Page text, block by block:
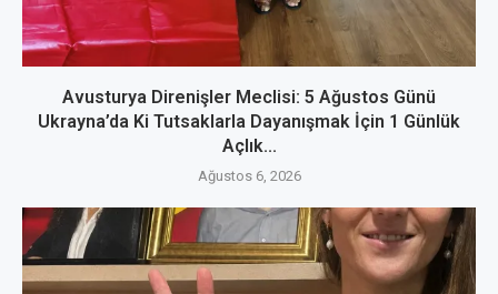
Avusturya Direnişler Meclisi: 5 Ağustos Günü
Ukrayna’da Ki Tutsaklarla Dayanışmak İçin 1 Günlük
Açlık...
Ağustos 6, 2026